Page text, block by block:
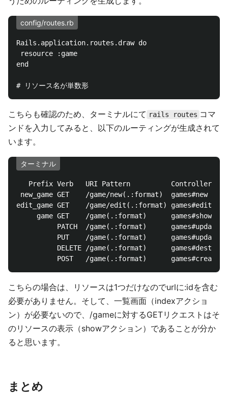
config/routes.rb
Rails.application.routes.draw do
resource :game
end
こちらも確認のため、ターミナルにて rails routes コマ
ンドを入力してみると、以下のルーティングが生成されて
います。
ターミナル
Prefix Verb   URI Pattern
new_game GET    /game/new(.:format)  games#new
edit_game GET    /game/edit(.:format) games#edit
     game GET    /game(.:format)      games#show
          PATCH  /game(.:format)      games#update
          PUT    /game(.:format)      games#update
          DELETE /game(.:format)      games#destroy
こちらの場合は、リソースは1つだけなのでurlに:idを含む
必要がありません。そして、一覧画面（indexアクショ
ン）が必要ないので、/gameに対するGETリクエストはそ
のリソースの表示（showアクション）であることが分か
ると思います。
まとめ